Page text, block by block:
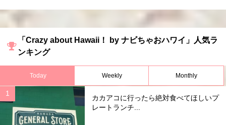
「Crazy about Hawaii！ by ナビちゃおハワイ」人気ラ
ンキング
Today Weekly Monthly
カカアコに行ったら絶対食べてほしいプ
レートランチ...